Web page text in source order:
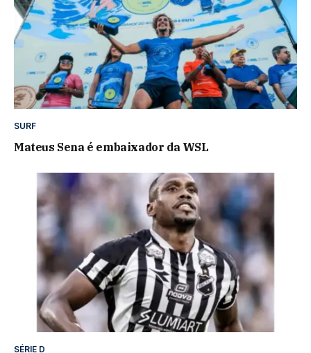
SURF
Mateus Sena é embaixador da WSL
SÉRIE D